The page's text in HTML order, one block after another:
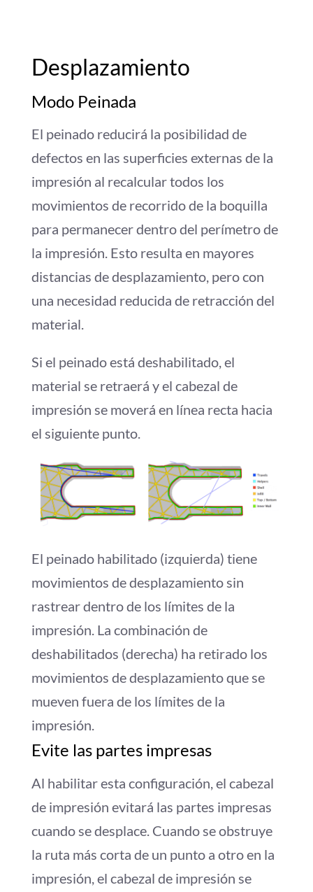
Desplazamiento
Modo Peinada
El peinado reducirá la posibilidad de
defectos en las superficies externas de la
impresión al recalcular todos los
movimientos de recorrido de la boquilla
para permanecer dentro del perímetro de
la impresión. Esto resulta en mayores
distancias de desplazamiento, pero con
una necesidad reducida de retracción del
material.
Si el peinado está deshabilitado, el
material se retraerá y el cabezal de
impresión se moverá en línea recta hacia
el siguiente punto.
El peinado habilitado (izquierda) tiene
movimientos de desplazamiento sin
rastrear dentro de los límites de la
impresión. La combinación de
deshabilitados (derecha) ha retirado los
movimientos de desplazamiento que se
mueven fuera de los límites de la
impresión.
Evite las partes impresas
Al habilitar esta configuración, el cabezal
de impresión evitará las partes impresas
cuando se desplace. Cuando se obstruye
la ruta más corta de un punto a otro en la
impresión, el cabezal de impresión se